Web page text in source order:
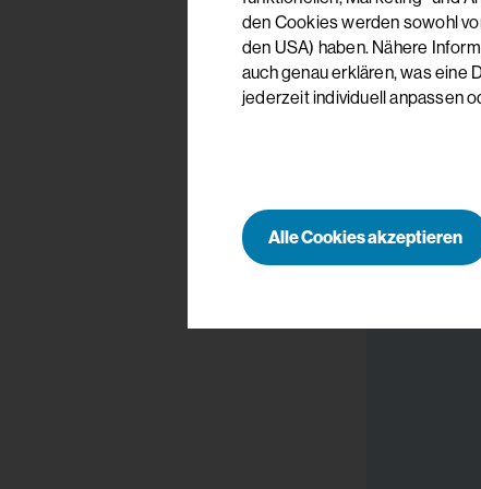
den Cookies werden sowohl
den USA) haben. Nähere
auch genau erklären, was eine
jederzeit individuell anpassen
Alle Cookies akzeptieren